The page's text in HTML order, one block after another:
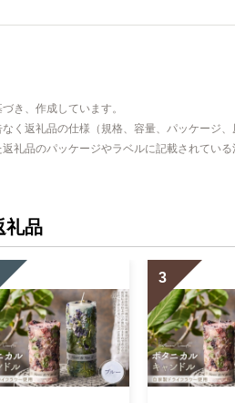
き、作成しています。
く返礼品の仕様（規格、容量、パッケージ
礼品のパッケージやラベルに記載されてい
礼品
3